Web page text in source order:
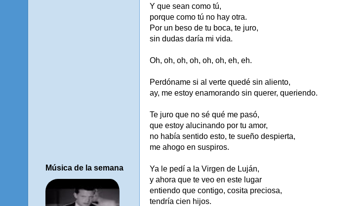
Y que sean como tú,
porque como tú no hay otra.
Por un beso de tu boca, te juro,
sin dudas daría mi vida.
Oh, oh, oh, oh, oh, oh, eh, eh.
Perdóname si al verte quedé sin aliento,
ay, me estoy enamorando sin querer, queriendo.
Te juro que no sé qué me pasó,
que estoy alucinando por tu amor,
no había sentido esto, te sueño despierta,
me ahogo en suspiros.
Ya le pedí a la Virgen de Luján,
y ahora que te veo en este lugar
entiendo que contigo, cosita preciosa,
tendría cien hijos.
Música de la semana